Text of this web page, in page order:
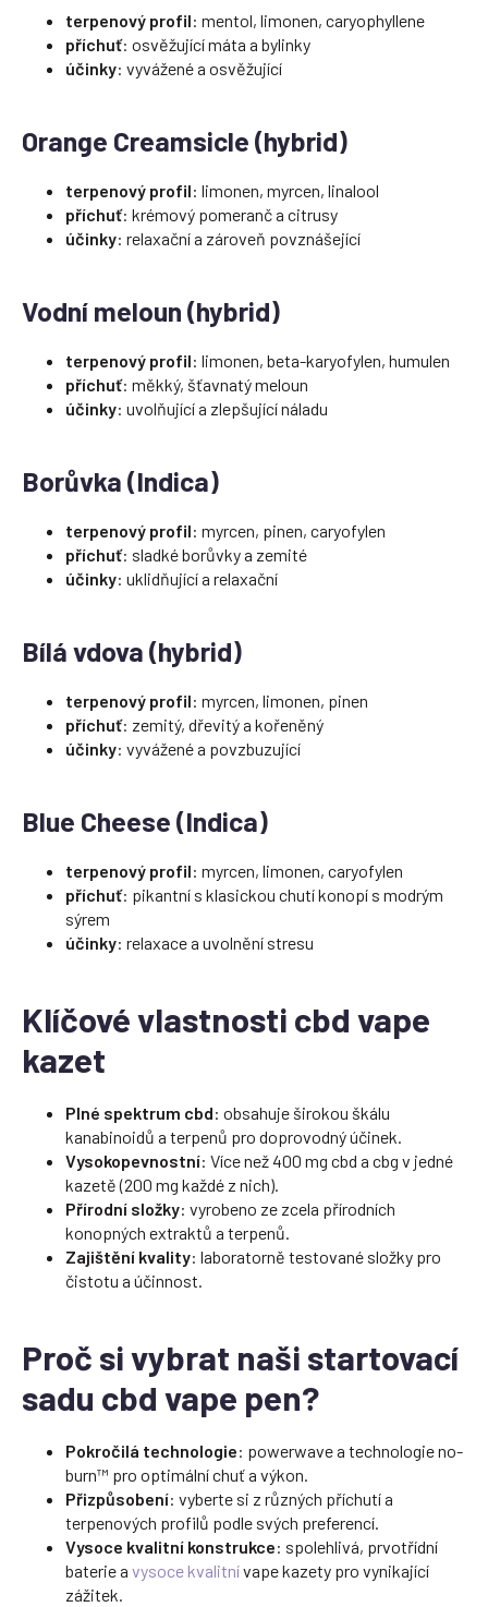
terpenový profil: mentol, limonen, caryophyllene
příchuť: osvěžující máta a bylinky
účinky: vyvážené a osvěžující
Orange Creamsicle (hybrid)
terpenový profil: limonen, myrcen, linalool
příchuť: krémový pomeranč a citrusy
účinky: relaxační a zároveň povznášející
Vodní meloun (hybrid)
terpenový profil: limonen, beta-karyofylen, humulen
příchuť: měkký, šťavnatý meloun
účinky: uvolňující a zlepšující náladu
Borůvka (Indica)
terpenový profil: myrcen, pinen, caryofylen
příchuť: sladké borůvky a zemité
účinky: uklidňující a relaxační
Bílá vdova (hybrid)
terpenový profil: myrcen, limonen, pinen
příchuť: zemitý, dřevitý a kořeněný
účinky: vyvážené a povzbuzující
Blue Cheese (Indica)
terpenový profil: myrcen, limonen, caryofylen
příchuť: pikantní s klasickou chutí konopí s modrým
sýrem
účinky: relaxace a uvolnění stresu
Klíčové vlastnosti cbd vape
kazet
Plné spektrum cbd: obsahuje širokou škálu
kanabinoidů a terpenů pro doprovodný účinek.
Vysokopevnostní: Více než 400 mg cbd a cbg v jedné
kazetě (200 mg každé z nich).
Přírodní složky: vyrobeno ze zcela přírodních
konopných extraktů a terpenů.
Zajištění kvality: laboratorně testované složky pro
čistotu a účinnost.
Proč si vybrat naši startovací
sadu cbd vape pen?
Pokročilá technologie: powerwave a technologie no-
burn™ pro optimální chuť a výkon.
Přizpůsobení: vyberte si z různých příchutí a
terpenových profilů podle svých preferencí.
Vysoce kvalitní konstrukce: spolehlivá, prvotřídní
baterie a vysoce kvalitnívape kazety pro vynikající
zážitek.